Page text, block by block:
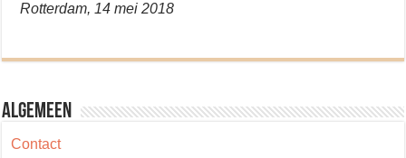
Rotterdam, 14 mei 2018
Algemeen
Contact